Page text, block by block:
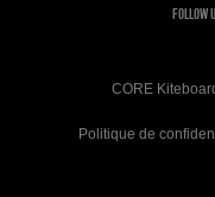
FOLLOW
CORE
Politique de